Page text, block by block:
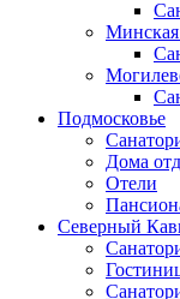
Минская
Подмосковье
Дома
Отели
Северный